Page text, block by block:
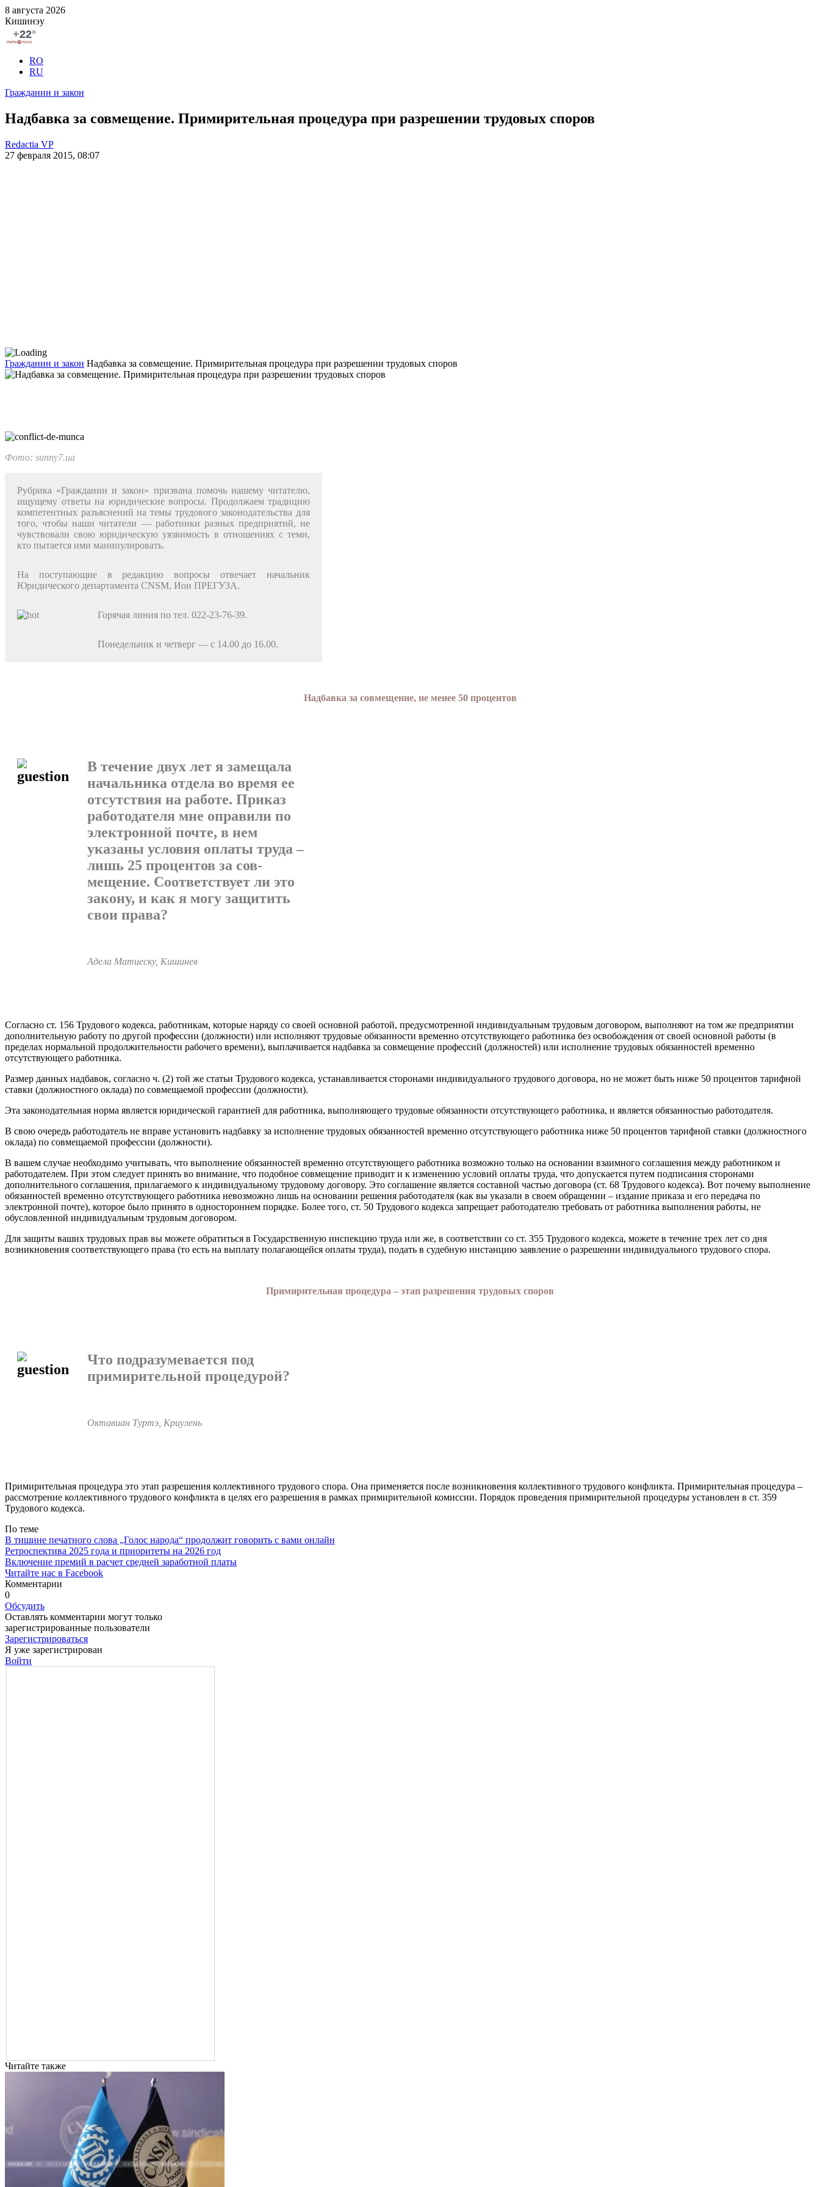
8 августа 2026
Кишинэу
RO
RU
Гражданин и закон
Надбавка за совмещение. Примирительная процедура при разрешении трудовых споров
Redactia VP
27 февраля 2015, 08:07
Гражданин и закон Надбавка за совмещение. Примирительная процедура при разрешении трудовых споров
Фото: sunny7.ua
Рубрика «Гражданин и закон» при­звана помочь нашему читателю,
ищущему ответы на юридические во­просы. Продолжаем традицию
ком­петентных разъяснений на темы тру­дового законодатель­ства для
того, чтобы наши читатели — работники разных предприятий, не
чувствовали свою юридическую уязвимость в отношениях с теми,
кто пытается ими манипу­лировать.
На поступающие в редакцию вопросы отвечает на­чальник
Юридического департамента CNSM, Ион ПРЕГУЗА.
Горячая линия по тел. 022-23-76-39.
Понедельник и четверг — с 14.00 до 16.00.
Надбавка за совмещение, не менее 50 процентов
В течение двух лет я замещала
начальника отдела во время ее
отсутствия на работе. Приказ
работодателя мне оправили по
электронной почте, в нем
указаны условия оплаты труда –
лишь 25 процентов за сов­
мещение. Соответствует ли это
закону, и как я могу защитить
свои права?
Адела Матиеску, Кишинев
Согласно ст. 156 Трудового кодекса, работникам, которые наря­ду со своей основной работой, предусмотренной индивидуальным трудовым договором, выполняют на том же предприятии
допол­нительную работу по другой профессии (должности) или исполня­ют трудовые обязанности временно отсутствующего работника без освобождения от своей основной работы (в
пределах нормальной продолжительности рабочего времени), выплачивается надбавка за совмещение профессий (должностей) или исполнение трудовых обязанностей временно
отсутствующего работника.
Размер данных надбавок, согласно ч. (2) той же статьи Трудово­го кодекса, устанавливается сторонами индивидуального трудово­го договора, но не может быть ниже 50 процентов тарифной
ставки (должностного оклада) по совмещаемой профессии (должности).
Эта законодательная норма является юридической гарантией для работника, выполняющего трудовые обязанности отсутствую­щего работника, и является обязанностью работодателя.
В свою очередь работодатель не вправе установить надбавку за исполнение трудовых обязанностей временно отсутствующего ра­ботника ниже 50 процентов тарифной ставки (должностного
окла­да) по совмещаемой профессии (должности).
В вашем случае необходимо учитывать, что выполнение обязан­ностей временно отсутствующего работника возможно только на основании взаимного соглашения между работником и
работода­телем. При этом следует принять во внимание, что подобное сов­мещение приводит и к изменению условий оплаты труда, что до­пускается путем подписания сторонами
дополнительного согла­шения, прилагаемого к индивидуальному трудовому договору. Это соглашение является составной частью договора (ст. 68 Трудового кодекса). Вот почему выполнение
обязанностей временно отсутс­твующего работника невозможно лишь на основании решения ра­ботодателя (как вы указали в своем обращении – издание приказа и его передача по
электронной почте), которое было принято в од­ностороннем порядке. Более того, ст. 50 Трудового кодекса запре­щает работодателю требовать от работника выполнения работы, не
обусловленной индивидуальным трудовым договором.
Для защиты ваших трудовых прав вы можете обратиться в Го­сударственную инспекцию труда или же, в соответствии со ст. 355 Трудового кодекса, можете в течение трех лет со дня
возникнове­ния соответствующего права (то есть на выплату полагающейся оплаты труда), подать в судебную инстанцию заявление о разре­шении индивидуального трудового спора.
Примирительная процедура – этап разрешения трудовых споров
Что подразумевается под
примирительной процеду­рой?
Октавиан Туртэ, Криулень
Примирительная процедура это этап разрешения коллектив­ного трудового спора. Она применяется после возникновения кол­лективного трудового конфликта. Примирительная процедура –
рассмотрение коллективного трудового конфликта в целях его разрешения в рамках примирительной комиссии. Порядок прове­дения примирительной процедуры установлен в ст. 359
Трудово­го кодекса.
По теме
В тишине печатного слова „Голос народа“ продолжит говорить с вами онлайн
Ретроспектива 2025 года и приоритеты на 2026 год
Включение премий в расчет средней заработной платы
Читайте нас в Facebook
Комментарии
0
Обсудить
Оставлять комментарии могут только
зарегистрированные пользователи
Зарегистрироваться
Я уже зарегистрирован
Войти
Читайте также